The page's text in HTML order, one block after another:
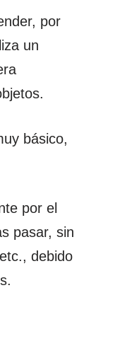
por
un
básico,
por el
pasar, sin
debido